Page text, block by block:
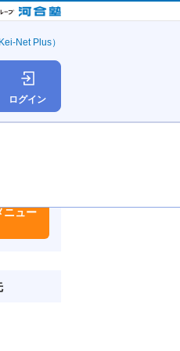
ログイン
Net Plus）
ニュー